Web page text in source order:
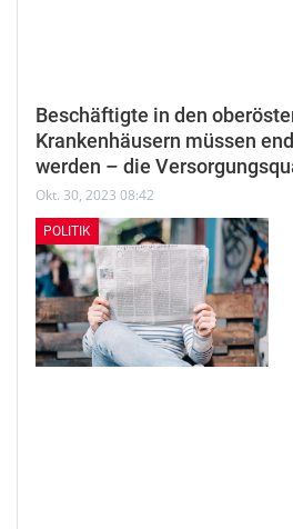
Beschäftigte in den
Krankenhäusern müssen
werden – die
Okt. 30, 2023 08:42
POLITIK